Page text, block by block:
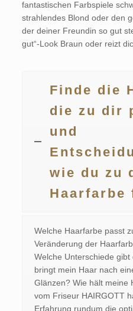
fantastischen Farbspiele
strahlendes Blond oder den
der deiner Freundin so gut
gut“-Look Braun oder reizt
Finde die
die zu dir
und
wie du zu
Haarfarbe
Welche Haarfarbe passt
Veränderung der
Welche Unterschiede
bringt mein Haar nach
Glänzen? Wie hält meine
vom Friseur HAIRGOTT
Erfahrung rundum die